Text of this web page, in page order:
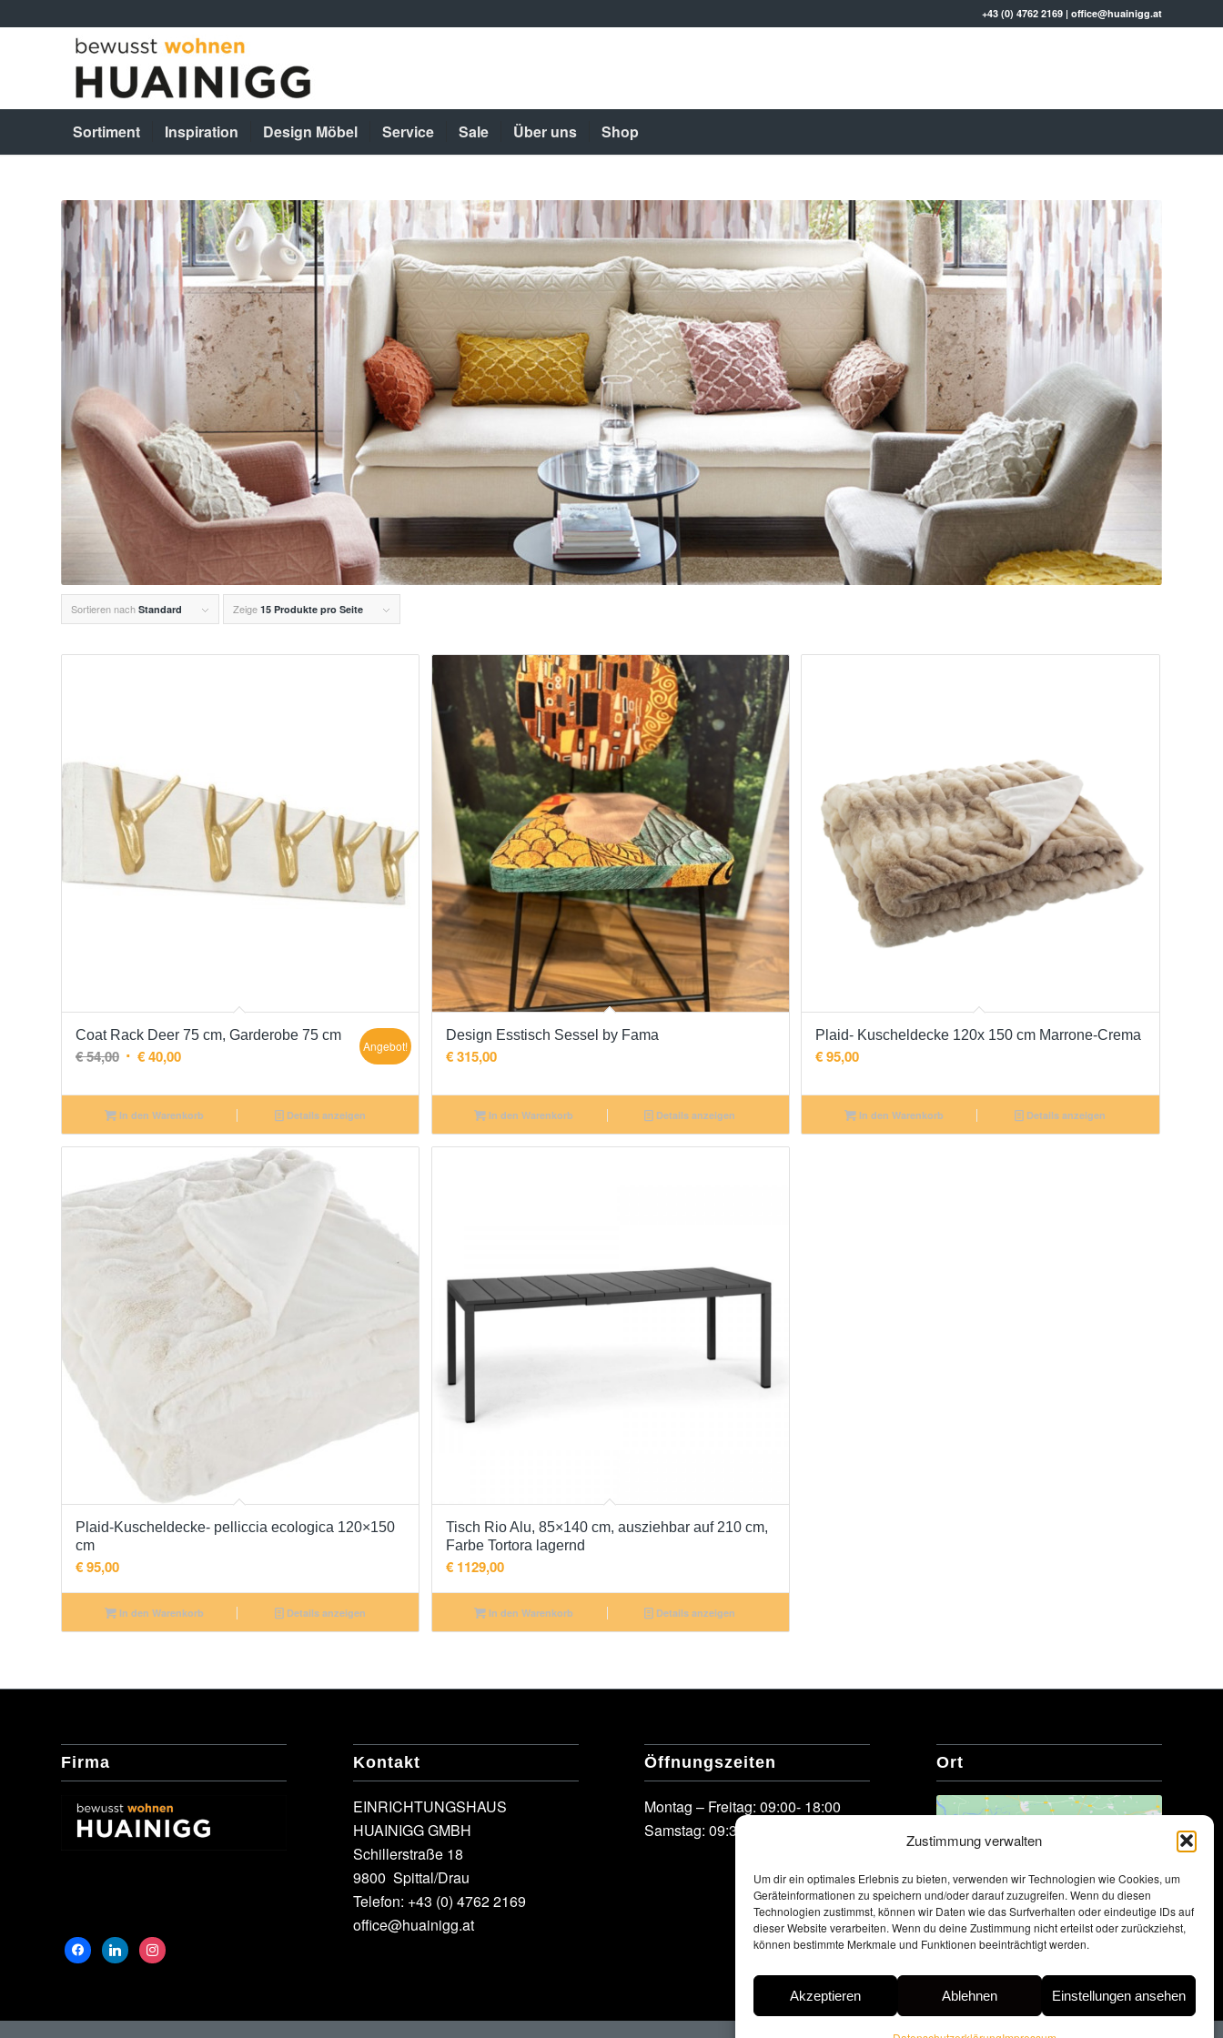
Zustimmung verwalten
Um dir ein optimales Erlebnis zu bieten, verwenden wir Technologien wie Cookies, um
Geräteinformationen zu speichern und/oder darauf zuzugreifen. Wenn du diesen
Technologien zustimmst, können wir Daten wie das Surfverhalten oder eindeutige IDs auf
dieser Website verarbeiten. Wenn du deine Zustimmung nicht erteilst oder zurückziehst,
können bestimmte Merkmale und Funktionen beeinträchtigt werden.
Akzeptieren Ablehnen Einstellungen ansehen
+43 (0) 4762 2169 | office@huainigg.at
Sortiment Inspiration Design Möbel Service Sale Über uns Shop
Sortieren nach Standard Zeige 15 Produkte pro Seite
Coat Rack Deer 75 cm, Garderobe 75 cm
€54,00 Ursprünglicher
war:
€ 54,00
€40,00Aktueller
ist:
€ 40,00.
Angebot!
In den Warenkorb Details anzeigen
Design Esstisch Sessel by Fama
€315,00
In den Warenkorb Details anzeigen
Plaid- Kuscheldecke 120x 150 cm Marrone-Crema
€95,00
In den Warenkorb Details anzeigen
Plaid-Kuscheldecke- pelliccia ecologica 120×150
cm
€95,00
In den Warenkorb Details anzeigen
Tisch Rio Alu, 85×140 cm, ausziehbar auf 210 cm,
Farbe Tortora lagernd
€1129,00
In den Warenkorb Details anzeigen
Firma Kontakt
EINRICHTUNGSHAUS
HUAINIGG GMBH
Schillerstraße 18
9800 Spittal/Drau
Telefon: +43 (0) 4762 2169
office@huainigg.at
Öffnungszeiten
Montag – Freitag: 09:00- 18:00
Samstag: 09:30- 12:30
Ort
zu akzeptieren und diesen Inhalt
zu aktivieren